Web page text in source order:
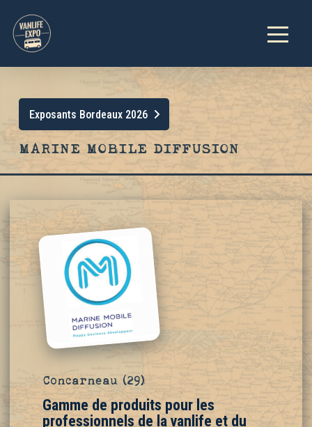
Exposants Bordeaux 2026
MARINE MOBILE DIFFUSION
Concarneau (29)
Gamme de produits pour les
professionnels de la vanlife et du